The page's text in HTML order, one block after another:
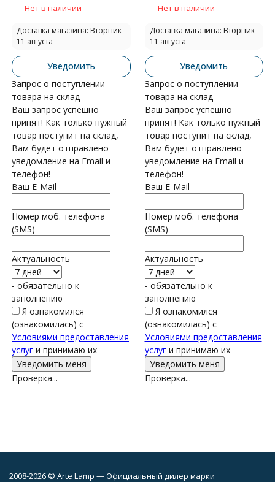
Нет в наличии
Доставка магазина: Вторник
11 августа
Уведомить
Запрос о поступлении
товара на склад
Ваш запрос успешно
принят! Как только нужный
товар поступит на склад,
Вам будет отправлено
уведомление на Email и
телефон!
Ваш E-Mail
Номер моб. телефона
(SMS)
Актуальность
- обязательно к
заполнению
Я ознакомился
(ознакомилась) с
Условиями предоставления
услуг и принимаю их
Проверка...
Нет в наличии
Доставка магазина: Вторник
11 августа
Уведомить
Запрос о поступлении
товара на склад
Ваш запрос успешно
принят! Как только нужный
товар поступит на склад,
Вам будет отправлено
уведомление на Email и
телефон!
Ваш E-Mail
Номер моб. телефона
(SMS)
Актуальность
- обязательно к
заполнению
Я ознакомился
(ознакомилась) с
Условиями предоставления
услуги принимаю их
Проверка...
2008-2026 © Arte Lamp — Официальный дилер марки